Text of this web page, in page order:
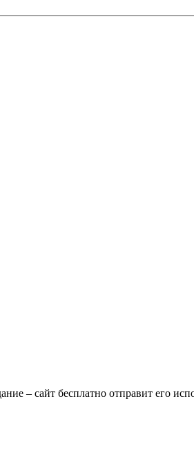
– сайт бесплатно отправит его